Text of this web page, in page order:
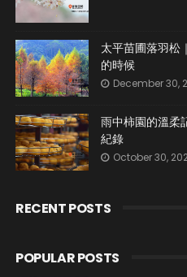
太平苗圃落羽松
的時候
December 30,
雨中柿園的溫柔
紀錄
October 30,
RECENT POSTS
POPULAR POSTS